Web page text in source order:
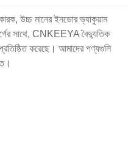
উচ্চ মানের ইনডোর ভ্যাকুয়াম
সাথে, CNKEEYA বৈদ্যুতিক
প্রতিষ্ঠিত করেছে। আমাদের পণ্যগুলি